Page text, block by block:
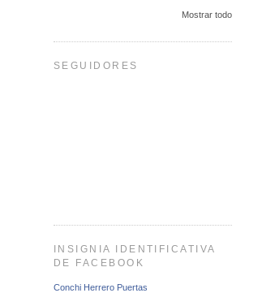
Mostrar todo
SEGUIDORES
INSIGNIA IDENTIFICATIVA
DE FACEBOOK
Conchi Herrero Puertas